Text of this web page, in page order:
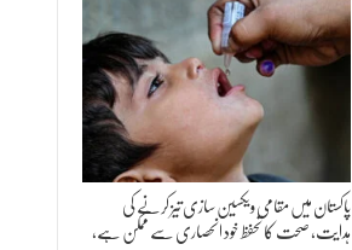
پاکستان میں مقامی ویکسین سازی تیز کرنے کی
ہدایت، صحت کا تحفظ خود انحصاری سے ممکن ہے،